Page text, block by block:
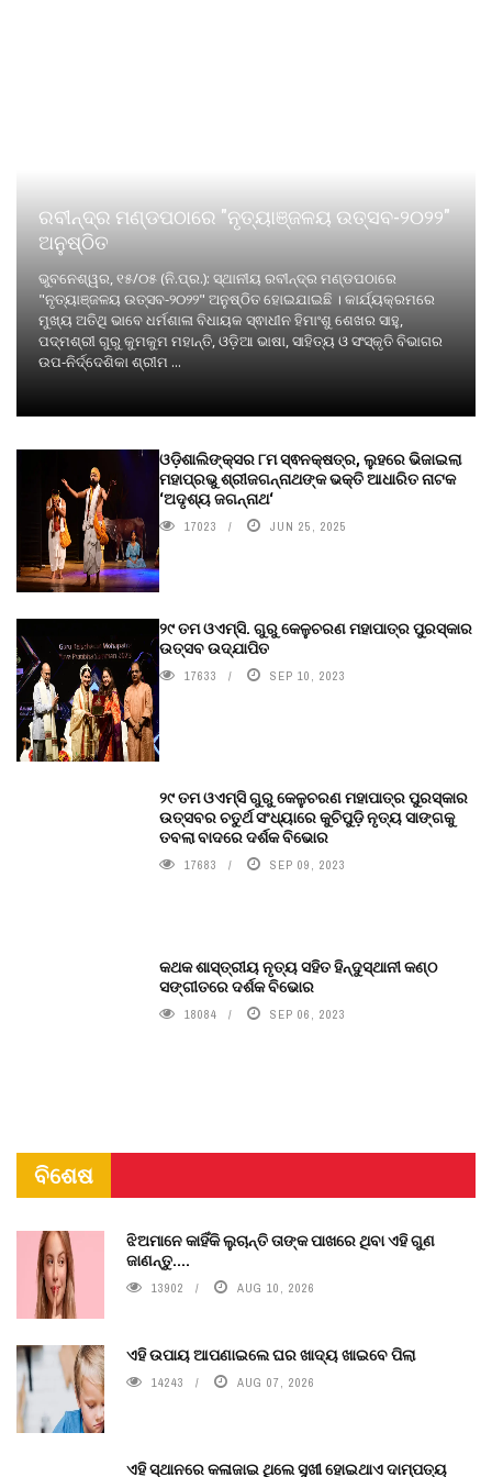
ରବୀନ୍ଦ୍ର ମଣ୍ଡପଠାରେ "ନୃତ୍ୟାଞ୍ଜଳୟ ଉତ୍ସବ-୨୦୨୨"
ଅନୁଷ୍ଠିତ
ଭୁବନେଶ୍ୱର, ୧୫/୦୫ (ନି.ପ୍ର.): ସ୍ଥାନୀୟ ରବୀନ୍ଦ୍ର ମଣ୍ଡପଠାରେ
"ନୃତ୍ୟାଞ୍ଜଳୟ ଉତ୍ସବ-୨୦୨୨" ଅନୁଷ୍ଠିତ ହୋଇଯାଇଛି । କାର୍ଯ୍ୟକ୍ରମରେ
ମୁଖ୍ୟ ଅତିଥି ଭାବେ ଧର୍ମଶାଳା ବିଧାୟକ ସ୍ଵାଧୀନ ହିମାଂଶୁ ଶେଖର ସାହୁ,
ପଦ୍ମଶ୍ରୀ ଗୁରୁ କୁମକୁମ ମହାନ୍ତି, ଓଡ଼ିଆ ଭାଷା, ସାହିତ୍ୟ ଓ ସଂସ୍କୃତି ବିଭାଗର
ଉପ-ନିର୍ଦ୍ଦେଶିକା ଶ୍ରୀମ ...
ଓଡ଼ିଶାଲିଙ୍କ୍ସର ୮ମ ସ୍ଵନକ୍ଷତ୍ର, ଲୁହରେ ଭିଜାଇଲା
ମହାପ୍ରଭୁ ଶ୍ରୀଜଗନ୍ନାଥଙ୍କ ଭକ୍ତି ଆଧାରିତ ନାଟକ
‘ଅଦୃଶ୍ୟ ଜଗନ୍ନାଥ‘
17023 JUN 25, 2025
୨୯ ତମ ଓଏମ୍‌ସି. ଗୁରୁ କେଳୁଚରଣ ମହାପାତ୍ର ପୁରସ୍କାର
ଉତ୍ସବ ଉଦ୍‍ଯାପିତ
17633 SEP 10, 2023
୨୯ ତମ ଓଏମ୍‌ସି ଗୁରୁ କେଳୁଚରଣ ମହାପାତ୍ର ପୁରସ୍କାର
ଉତ୍ସବର ଚତୁର୍ଥ ସଂଧ୍ୟାରେ କୁଚିପୁଡ଼ି ନୃତ୍ୟ ସାଙ୍ଗକୁ
ତବଲା ବାଦରେ ଦର୍ଶକ ବିଭୋର
17683 SEP 09, 2023
କଥକ ଶାସ୍ତ୍ରୀୟ ନୃତ୍ୟ ସହିତ ହିନ୍ଦୁସ୍ଥାନୀ କଣ୍ଠ
ସଙ୍ଗୀତରେ ଦର୍ଶକ ବିଭୋର
18084 SEP 06, 2023
ବିଶେଷ
ଝିଅମାନେ କାହିଁକି ଲୁଚାନ୍ତି ତାଙ୍କ ପାଖରେ ଥିବା ଏହି ଗୁଣ
ଜାଣନ୍ତୁ....
13902 AUG 10, 2026
ଏହି ଉପାୟ ଆପଣାଇଲେ ଘର ଖାଦ୍ୟ ଖାଇବେ ପିଲା
14243 AUG 07, 2026
ଏହି ସ୍ଥାନରେ କଳାଜାଇ ଥିଲେ ସୁଖୀ ହୋଇଥାଏ ଦାମ୍ପତ୍ୟ